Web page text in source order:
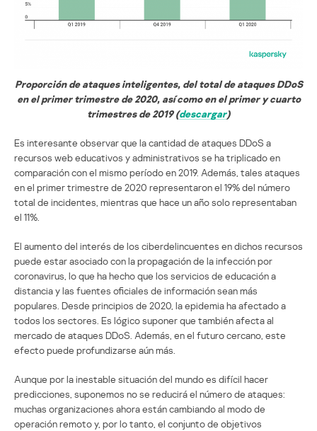
Proporción de ataques inteligentes, del total de ataques DDoS
en el primer trimestre de 2020, así como en el primer y cuarto
trimestres de 2019 (descargar)
Es interesante observar que la cantidad de ataques DDoS a
recursos web educativos y administrativos se ha triplicado en
comparación con el mismo período en 2019. Además, tales ataques
en el primer trimestre de 2020 representaron el 19% del número
total de incidentes, mientras que hace un año solo representaban
el 11%.
El aumento del interés de los ciberdelincuentes en dichos recursos
puede estar asociado con la propagación de la infección por
coronavirus, lo que ha hecho que los servicios de educación a
distancia y las fuentes oficiales de información sean más
populares. Desde principios de 2020, la epidemia ha afectado a
todos los sectores. Es lógico suponer que también afecta al
mercado de ataques DDoS. Además, en el futuro cercano, este
efecto puede profundizarse aún más.
Aunque por la inestable situación del mundo es difícil hacer
predicciones, suponemos no se reducirá el número de ataques:
muchas organizaciones ahora están cambiando al modo de
operación remoto y, por lo tanto, el conjunto de objetivos